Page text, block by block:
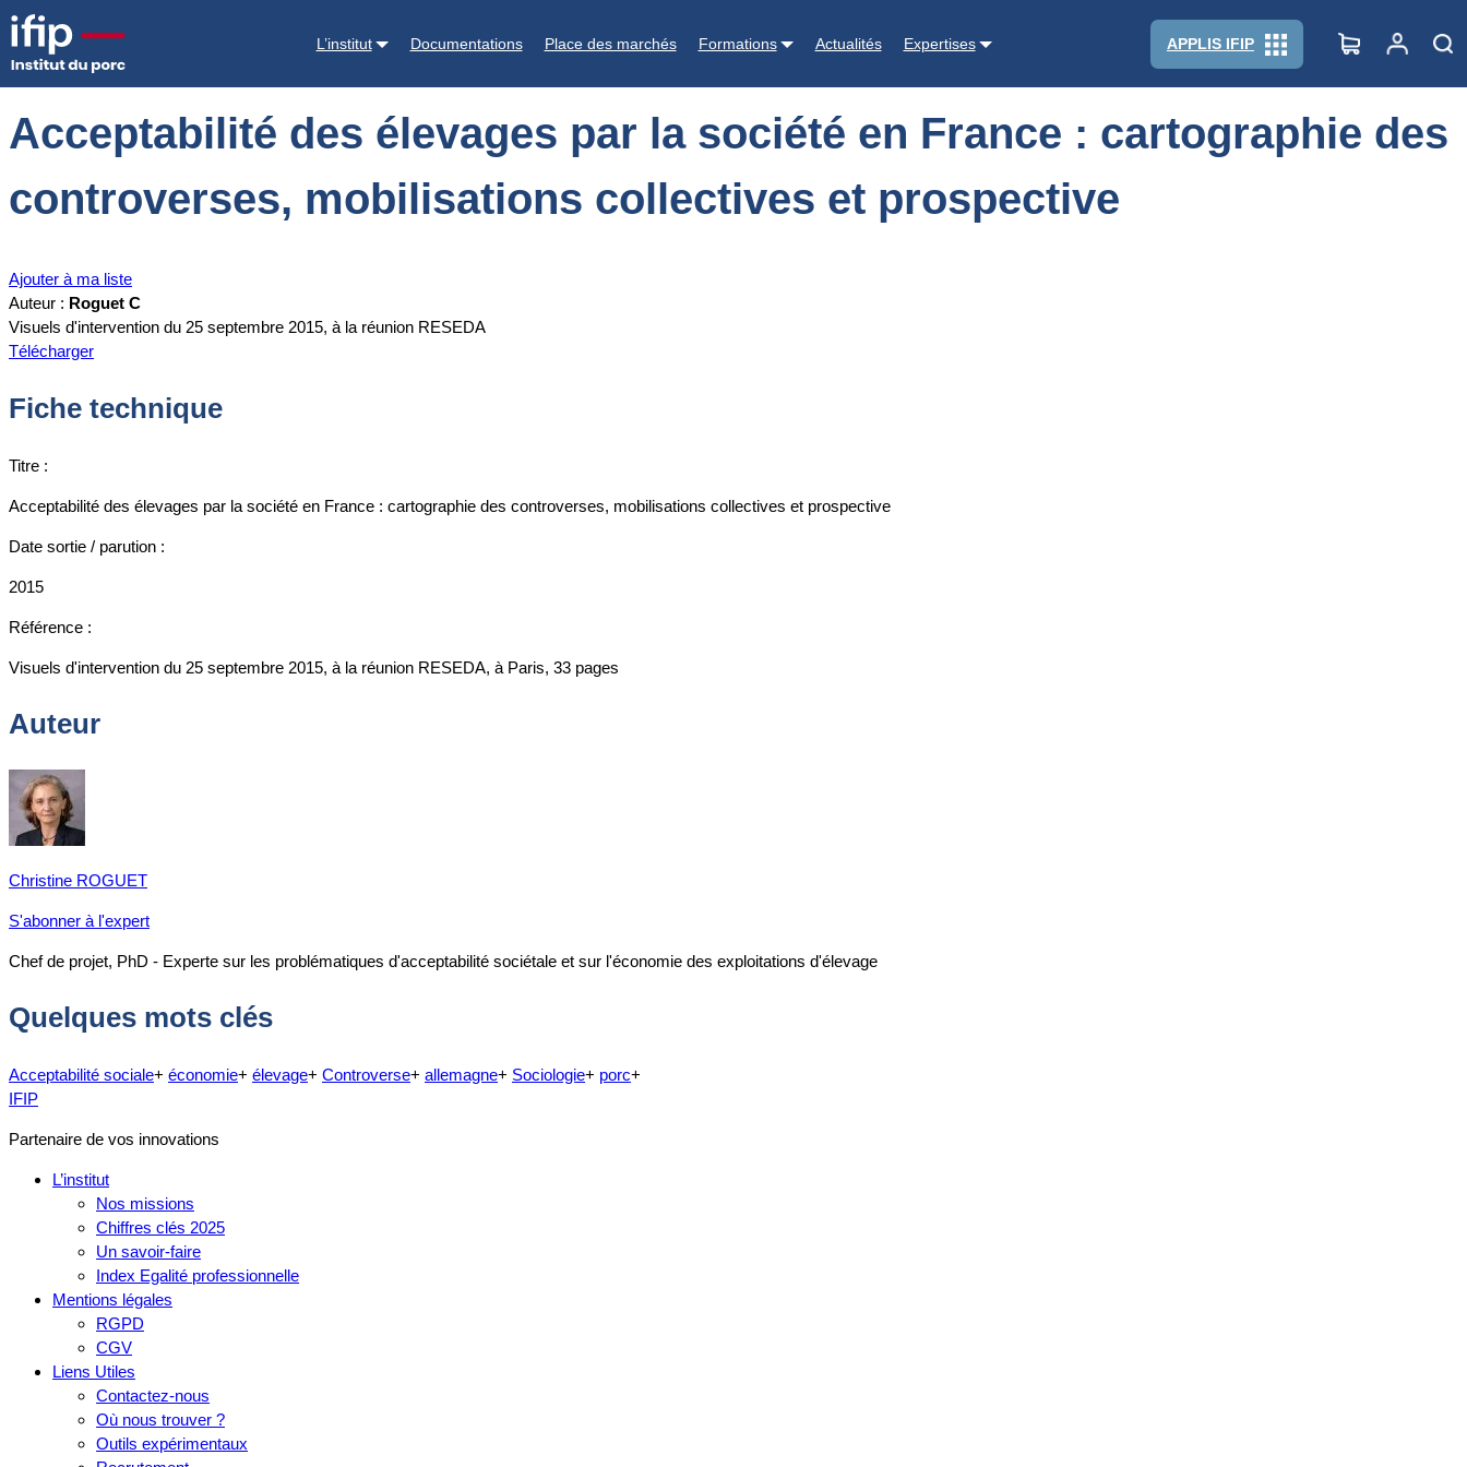
L’institut Documentations Place des marchés Formations Actualités Expertises APPLIS IFIP
Accueil Documentations
Acceptabilité des élevages par la société en France : cartographie des
controverses, mobilisations collectives et prospective
Ajouter à ma liste
Auteur : Roguet C
Visuels d'intervention du 25 septembre 2015, à la réunion RESEDA
Télécharger
Fiche technique
Titre :
Acceptabilité des élevages par la société en France : cartographie des controverses, mobilisations collectives et prospective
Date sortie / parution :
2015
Référence :
Visuels d'intervention du 25 septembre 2015, à la réunion RESEDA, à Paris, 33 pages
Auteur
Christine ROGUET
S'abonner à l'expert
Chef de projet, PhD - Experte sur les problématiques d'acceptabilité sociétale et sur l'économie des exploitations d'élevage
Quelques mots clés
Acceptabilité sociale+ économie+ élevage+ Controverse+ allemagne+ Sociologie+ porc+
IFIP
Partenaire de vos innovations
L’institut
Nos missions
Chiffres clés 2025
Un savoir-faire
Index Egalité professionnelle
Mentions légales
RGPD
CGV
Liens Utiles
Contactez-nous
Où nous trouver ?
Outils expérimentaux